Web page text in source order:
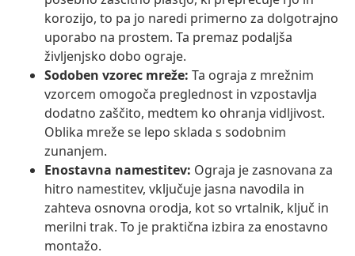
korozijo, to pa jo naredi primerno za dolgotrajno
uporabo na prostem. Ta premaz podaljša
življenjsko dobo ograje.
Sodoben vzorec mreže: Ta ograja z mrežnim
vzorcem omogoča preglednost in vzpostavlja
dodatno zaščito, medtem ko ohranja vidljivost.
Oblika mreže se lepo sklada s sodobnim
zunanjem.
Enostavna namestitev: Ograja je zasnovana za
hitro namestitev, vključuje jasna navodila in
zahteva osnovna orodja, kot so vrtalnik, ključ in
merilni trak. To je praktična izbira za enostavno
montažo.